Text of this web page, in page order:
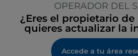
OPERADOR DEL
¿Eres el propietario
quieres actualizar la
Accede a tu área